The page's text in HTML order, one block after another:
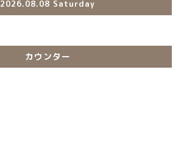
2026.08.08 Saturday
カウンター